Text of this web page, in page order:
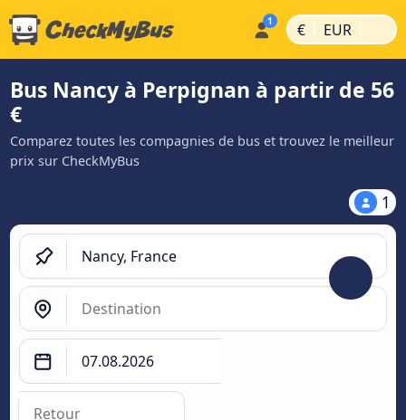
€ | EUR |
Bus Nancy à Perpignan à partir de 56
€
Comparez toutes les compagnies de bus et trouvez le meilleur
prix sur CheckMyBus
1